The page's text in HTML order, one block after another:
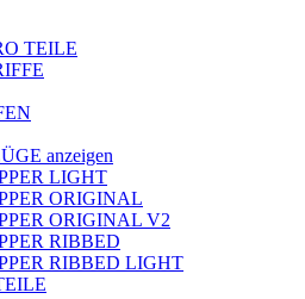
TEILE
anzeigen
LIGHT
ORIGINAL
ORIGINAL V2
RIBBED
RIBBED LIGHT